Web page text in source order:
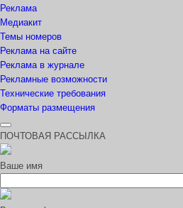
Реклама
Медиакит
Темы номеров
Реклама на сайте
Реклама в журнале
Рекламные возможности
Технические требования
Форматы размещения
ПОЧТОВАЯ РАССЫЛКА
Ваше имя